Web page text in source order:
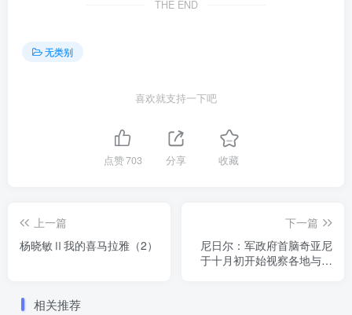
THE END
无类别
喜欢就支持一下吧
点赞703 分享 收藏
上一篇
杨晓敏Ⅱ我的喜马拉雅（2）
下一篇
尼日尔：军政府首脑奇亚尼
于十月初开始视察各地与民
相关推荐